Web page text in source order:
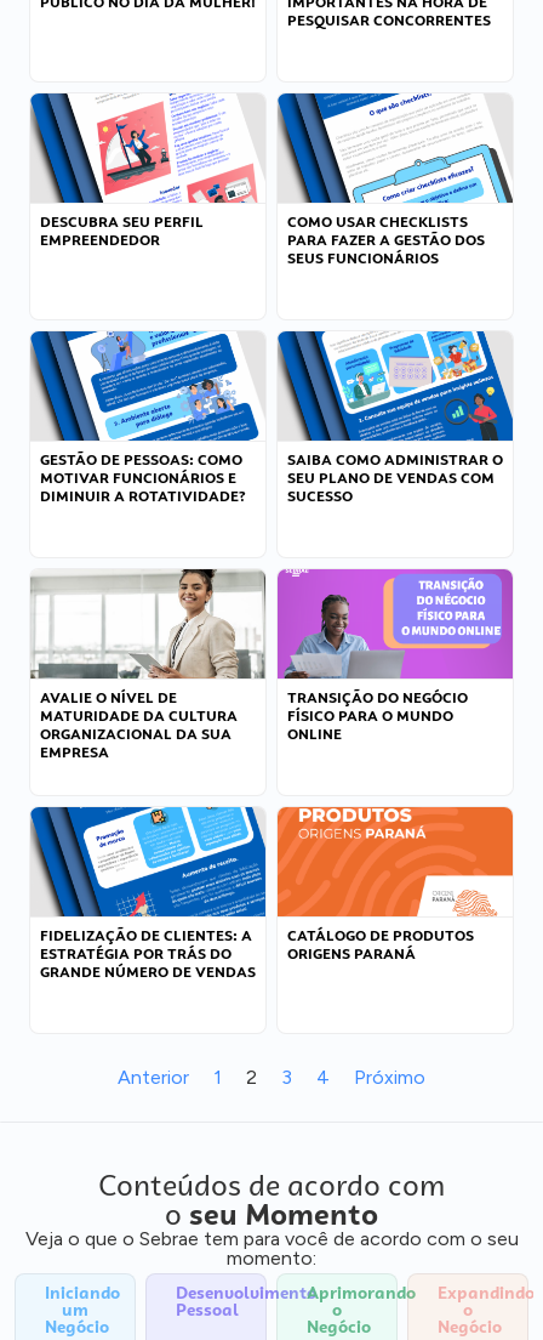
PESQUISAR CONCORRENTES
DESCUBRA SEU PERFIL
EMPREENDEDOR
COMO USAR CHECKLISTS
PARA FAZER A GESTÃO DOS
SEUS FUNCIONÁRIOS
GESTÃO DE PESSOAS: COMO
MOTIVAR FUNCIONÁRIOS E
DIMINUIR A ROTATIVIDADE?
SAIBA COMO ADMINISTRAR O
SEU PLANO DE VENDAS COM
SUCESSO
AVALIE O NÍVEL DE
MATURIDADE DA CULTURA
ORGANIZACIONAL DA SUA
EMPRESA
TRANSIÇÃO DO NEGÓCIO
FÍSICO PARA O MUNDO
ONLINE
FIDELIZAÇÃO DE CLIENTES: A
ESTRATÉGIA POR TRÁS DO
GRANDE NÚMERO DE VENDAS
CATÁLOGO DE PRODUTOS
ORIGENS PARANÁ
Anterior 1 2 3 4 Próximo
Conteúdos de acordo com
o seu Momento
Veja o que o Sebrae tem para você de acordo com o seu
momento:
Iniciando
um
Negócio
Desenvolvimento
Pessoal
Aprimorando
o
Negócio
Expandindo
o
Negócio